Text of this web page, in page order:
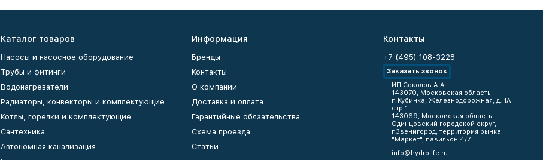
Каталог товаров
Насосы и насосное оборудование
Трубы и фитинги
Водонагреватели
Радиаторы, конвекторы и комплектующие
Котлы, горелки и комплектующие
Сантехника
Автономная канализация
Информация
Бренды
Контакты
О компании
Доставка и оплата
Гарантийные обязательства
Схема проезда
Статьи
Контакты
+7 (495) 108-3228
Заказать звонок
ИП Соколов А.А.
143070, Московская область
г. Кубинка, Железнодорожная, д. 1А
стр.1
143069, Московская область,
Одинцовский городской округ,
г.Звенигород, территория рынка
"Маркет", павильон 4/7
info@hydrolife.ru